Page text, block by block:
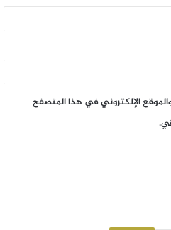
الإلكتروني في هذا المتصفح